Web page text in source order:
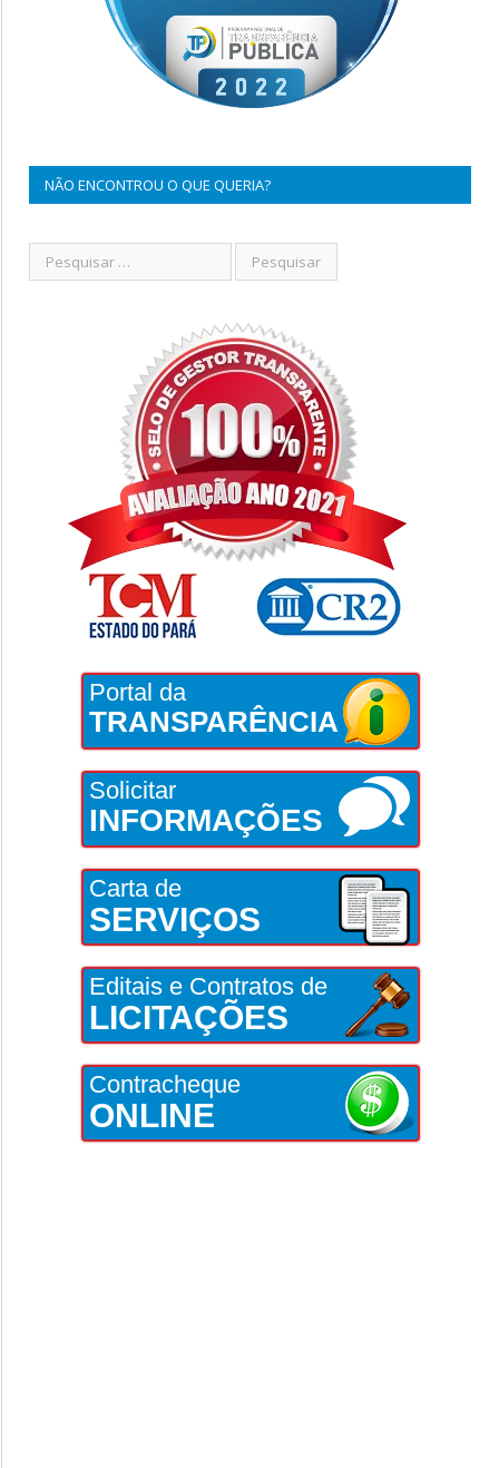
NÃO ENCONTROU O QUE QUERIA?
Portal da
TRANSPARÊNCIA
Solicitar
INFORMAÇÕES
Carta de
SERVIÇOS
Editais e Contratos de
LICITAÇÕES
Contracheque
ONLINE